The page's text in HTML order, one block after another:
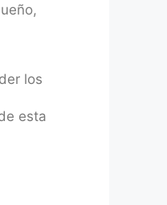
los
esta